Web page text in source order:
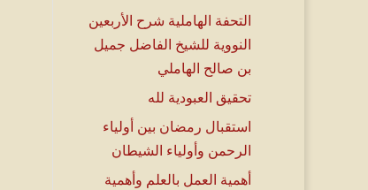
التحفة الهاملية شرح الأربعين
النووية للشيخ الفاضل جميل
بن صالح الهاملي
تحقيق العبودية لله
استقبال رمضان بين أولياء
الرحمن وأولياء الشيطان
أهمية العمل بالعلم وأهمية